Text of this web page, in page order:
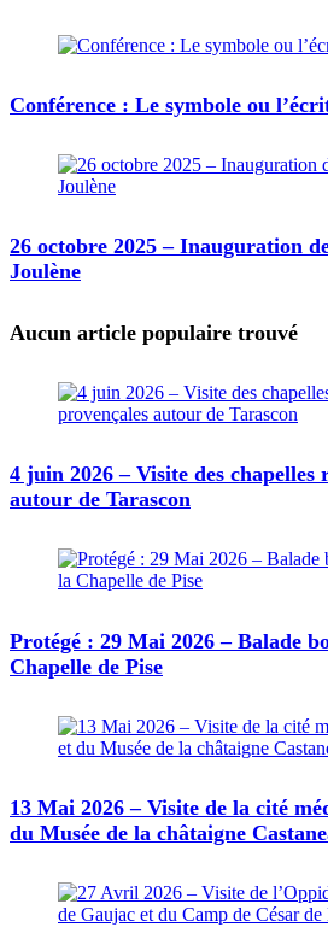
Conférence : Le symbole ou
26 octobre 2025 – Inauguration
Joulène
Aucun article populaire trouvé
4 juin 2026 – Visite des chapelles
autour de Tarascon
Protégé : 29 Mai 2026 – Balade
Chapelle de Pise
13 Mai 2026 – Visite de la cité
du Musée de la châtaigne